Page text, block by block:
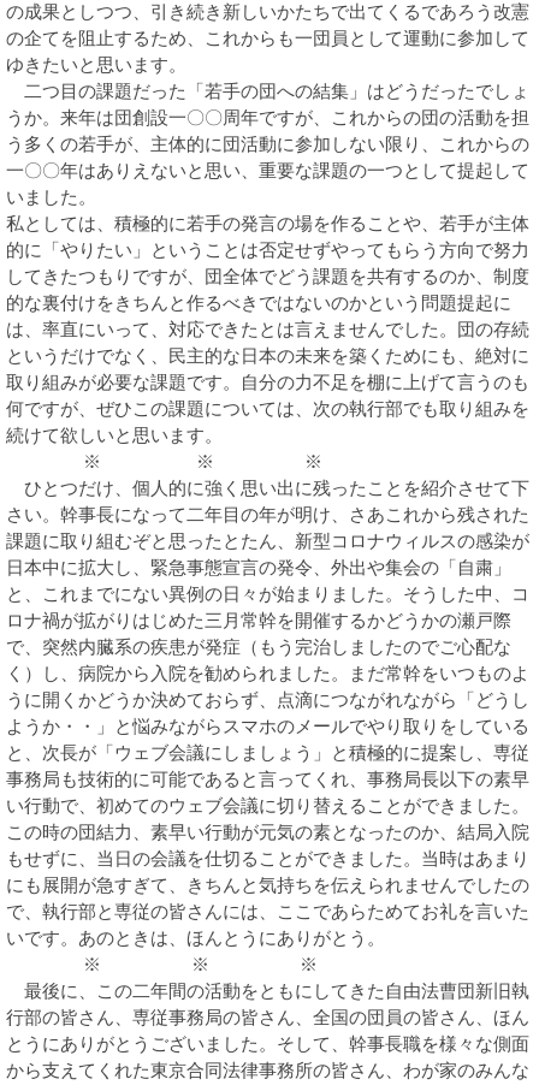
の成果としつつ、引き続き新しいかたちで出てくるであろう改憲
の企てを阻止するため、これからも一団員として運動に参加して
ゆきたいと思います。
二つ目の課題だった「若手の団への結集」はどうだったでしょ
うか。来年は団創設一〇〇周年ですが、これからの団の活動を担
う多くの若手が、主体的に団活動に参加しない限り、これからの
一〇〇年はありえないと思い、重要な課題の一つとして提起して
いました。
私としては、積極的に若手の発言の場を作ることや、若手が主体
的に「やりたい」ということは否定せずやってもらう方向で努力
してきたつもりですが、団全体でどう課題を共有するのか、制度
的な裏付けをきちんと作るべきではないのかという問題提起に
は、率直にいって、対応できたとは言えませんでした。団の存続
というだけでなく、民主的な日本の未来を築くためにも、絶対に
取り組みが必要な課題です。自分の力不足を棚に上げて言うのも
何ですが、ぜひこの課題については、次の執行部でも取り組みを
続けて欲しいと思います。
※ ※ ※
ひとつだけ、個人的に強く思い出に残ったことを紹介させて下
さい。幹事長になって二年目の年が明け、さあこれから残された
課題に取り組むぞと思ったとたん、新型コロナウィルスの感染が
日本中に拡大し、緊急事態宣言の発令、外出や集会の「自粛」
と、これまでにない異例の日々が始まりました。そうした中、コ
ロナ禍が拡がりはじめた三月常幹を開催するかどうかの瀬戸際
で、突然内臓系の疾患が発症（もう完治しましたのでご心配な
く）し、病院から入院を勧められました。まだ常幹をいつものよ
うに開くかどうか決めておらず、点滴につながれながら「どうし
ようか・・」と悩みながらスマホのメールでやり取りをしている
と、次長が「ウェブ会議にしましょう」と積極的に提案し、専従
事務局も技術的に可能であると言ってくれ、事務局長以下の素早
い行動で、初めてのウェブ会議に切り替えることができました。
この時の団結力、素早い行動が元気の素となったのか、結局入院
もせずに、当日の会議を仕切ることができました。当時はあまり
にも展開が急すぎて、きちんと気持ちを伝えられませんでしたの
で、執行部と専従の皆さんには、ここであらためてお礼を言いた
いです。あのときは、ほんとうにありがとう。
※ ※ ※
最後に、この二年間の活動をともにしてきた自由法曹団新旧執
行部の皆さん、専従事務局の皆さん、全国の団員の皆さん、ほん
とうにありがとうございました。そして、幹事長職を様々な側面
から支えてくれた東京合同法律事務所の皆さん、わが家のみんな